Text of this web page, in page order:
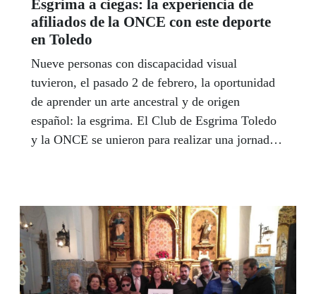
Esgrima a ciegas: la experiencia de
afiliados de la ONCE con este deporte
en Toledo
Nueve personas con discapacidad visual
tuvieron, el pasado 2 de febrero, la oportunidad
de aprender un arte ancestral y de origen
español: la esgrima. El Club de Esgrima Toledo
y la ONCE se unieron para realizar una jornada
los socios del club toledano.